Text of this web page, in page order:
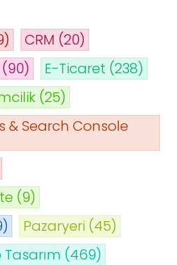
CRM (20)
(90) E-Ticaret (238)
(25)
& Search Console
(9)
Pazaryeri (45)
(469)